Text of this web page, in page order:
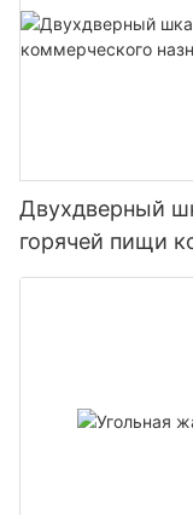
Двухдверный
горячей пищи
(HC711)